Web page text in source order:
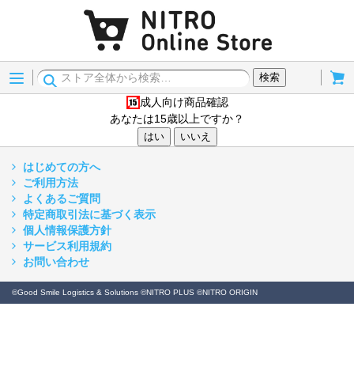
Menu
検索
15歳以上
成人向け商品確認
あなたは15歳以上ですか？
はい いいえ
はじめての方へ
ご利用方法
よくあるご質問
特定商取引法に基づく表示
個人情報保護方針
サービス利用規約
お問い合わせ
©Good Smile Logistics & Solutions ©NITRO PLUS ©NITRO ORIGIN